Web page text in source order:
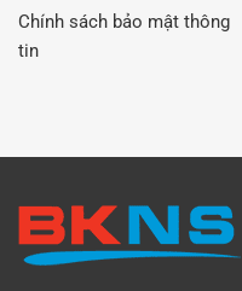
Chính sách bảo mật thông
tin